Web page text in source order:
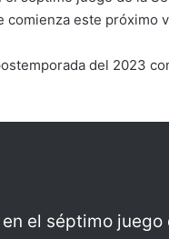
comienza este próximo
del 2023
el séptimo